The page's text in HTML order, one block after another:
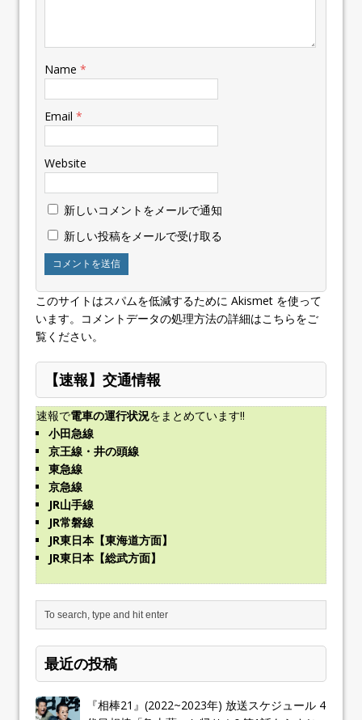
Name *
Email *
Website
新しいコメントをメールで通知
新しい投稿をメールで受け取る
このサイトはスパムを低減するために Akismet を使って
います。 コメントデータの処理方法の詳細はこちらをご
覧ください。
【速報】交通情報
速報で電車の運行状況をまとめています!!
小田急線
京王線・井の頭線
東急線
京急線
JR山手線
JR常磐線
JR東日本【東海道方面】
JR東日本【総武方面】
最近の投稿
『相棒21』(2022~2023年) 放送スケジュール 4